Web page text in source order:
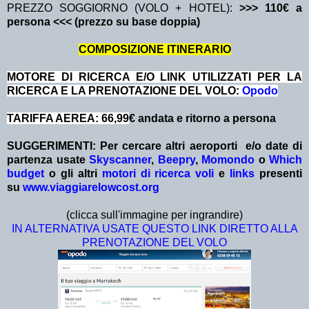
PREZZO SOGGIORNO (VOLO + HOTEL): >>> 110€ a
persona <<< (prezzo su base doppia)
COMPOSIZIONE ITINERARIO
MOTORE DI RICERCA E/O LINK UTILIZZATI PER LA
RICERCA E LA PRENOTAZIONE DEL VOLO: Opodo
TARIFFA AEREA: 66,99€ andata e ritorno a persona
SUGGERIMENTI: Per cercare altri aeroporti e/o date di
partenza usate Skyscanner, Beepry, Momondo o Which
budget o gli altri motori di ricerca voli e links presenti
su www.viaggiarelowcost.org
(clicca sull'immagine per ingrandire)
IN ALTERNATIVA USATE QUESTO LINK DIRETTO ALLA
PRENOTAZIONE DEL VOLO